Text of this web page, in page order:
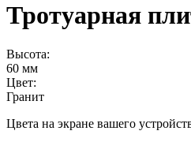
Тротуарная
Высота:
60 мм
Цвет:
Гранит
Цвета на экране вашего